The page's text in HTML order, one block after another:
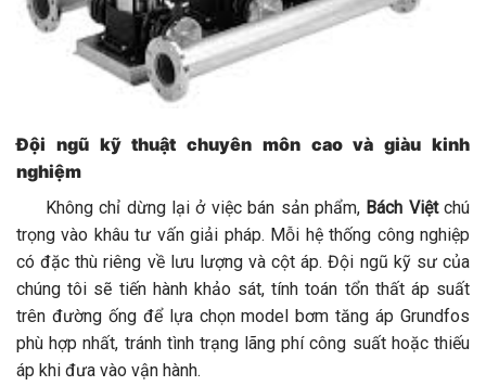
Đội ngũ kỹ thuật chuyên môn cao và giàu kinh
nghiệm
Không chỉ dừng lại ở việc bán sản phẩm, Bách Việtchú
trọng vào khâu tư vấn giải pháp. Mỗi hệ thống công nghiệp
có đặc thù riêng về lưu lượng và cột áp. Đội ngũ kỹ sư của
chúng tôi sẽ tiến hành khảo sát, tính toán tổn thất áp suất
trên đường ống để lựa chọn model bơm tăng áp Grundfos
phù hợp nhất, tránh tình trạng lãng phí công suất hoặc thiếu
áp khi đưa vào vận hành.